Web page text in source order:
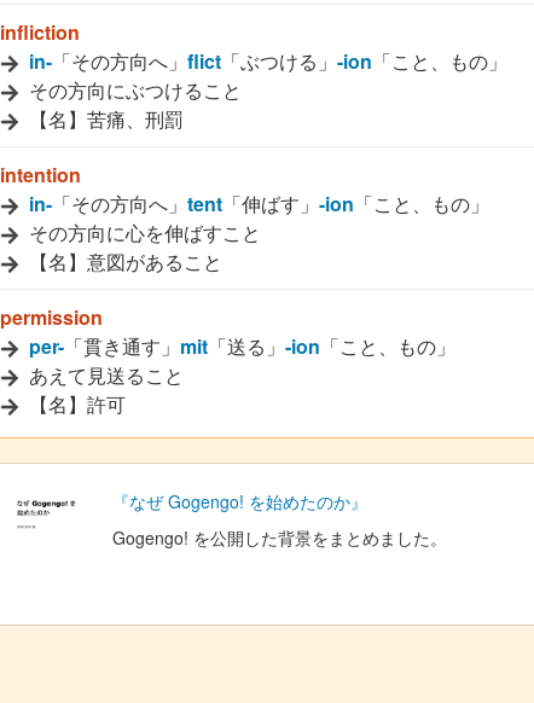
infliction
in- 「その方向へ」 flict 「ぶつける」 -ion 「こと、もの」
その方向にぶつけること
【名】苦痛、刑罰
intention
in- 「その方向へ」 tent 「伸ばす」 -ion 「こと、もの」
その方向に心を伸ばすこと
【名】意図があること
permission
per- 「貫き通す」 mit 「送る」 -ion 「こと、もの」
あえて見送ること
【名】許可
『なぜ Gogengo! を始めたのか』
Gogengo! を公開した背景をまとめました。